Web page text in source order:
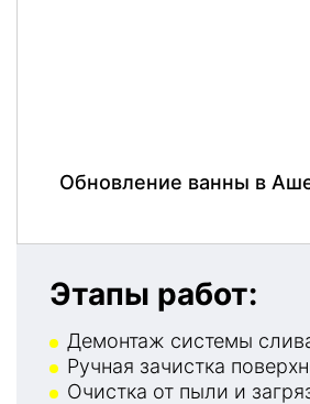
Обновление ванны в
Этапы работ:
Демонтаж системы
Ручная зачистка
Очистка от пыли и